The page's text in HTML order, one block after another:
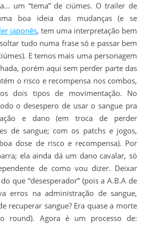
um “tema” de ciúmes. O trailer de
boa ideia das mudanças (e se
japonês, tem uma interpretação bem
tudo numa frase só e passar bem
E temos mais uma personagem
porém aqui sem perder parte das
o risco e recompensa nos combos,
dois tipos de movimentação. No
o desespero de usar o sangue pra
e dano (em troca de perder
de sangue; com os patchs e jogos,
dose de risco e recompensa). Por
ela ainda dá um dano cavalar, só
de como vou dizer. Deixar
que “desesperador” (pois a A.B.A de
erros na administração de sangue,
recuperar sangue? Era quase a morte
round). Agora é um processo de: